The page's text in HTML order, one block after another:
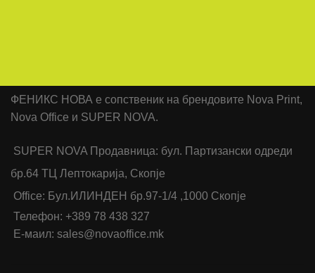
ФЕНИКС НОВА е сопственик на брендовите Nova Print,
Nova Office и SUPER NOVA.
SUPER NOVA Продавница: бул. Партизански одреди
бр.64 ТЦ Лептокарија, Скопје
Office: Бул.ИЛИНДЕН бр.97-1/4 ,1000 Скопје
Телефон: +389 78 438 327
Е-маил: sales@novaoffice.mk